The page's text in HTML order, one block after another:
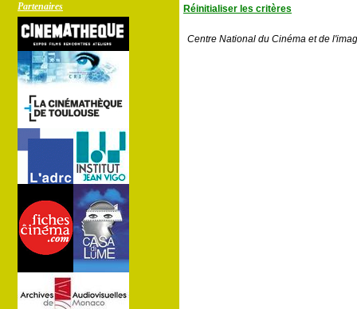
Partenaires
Réinitialiser les critères
Centre National du Cinéma et de